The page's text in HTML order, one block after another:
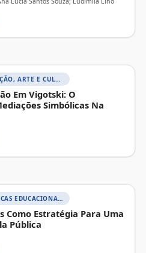
12 EDUCAÇÃO, ARTE E CULTURAS
Em Vigotski: O
Simbólicas Na
01 POLÍTICAS EDUCACIONAIS, DIVERSIDADE E JUSTIÇA SOCIAL
Como Estratégia Para Uma
Pública